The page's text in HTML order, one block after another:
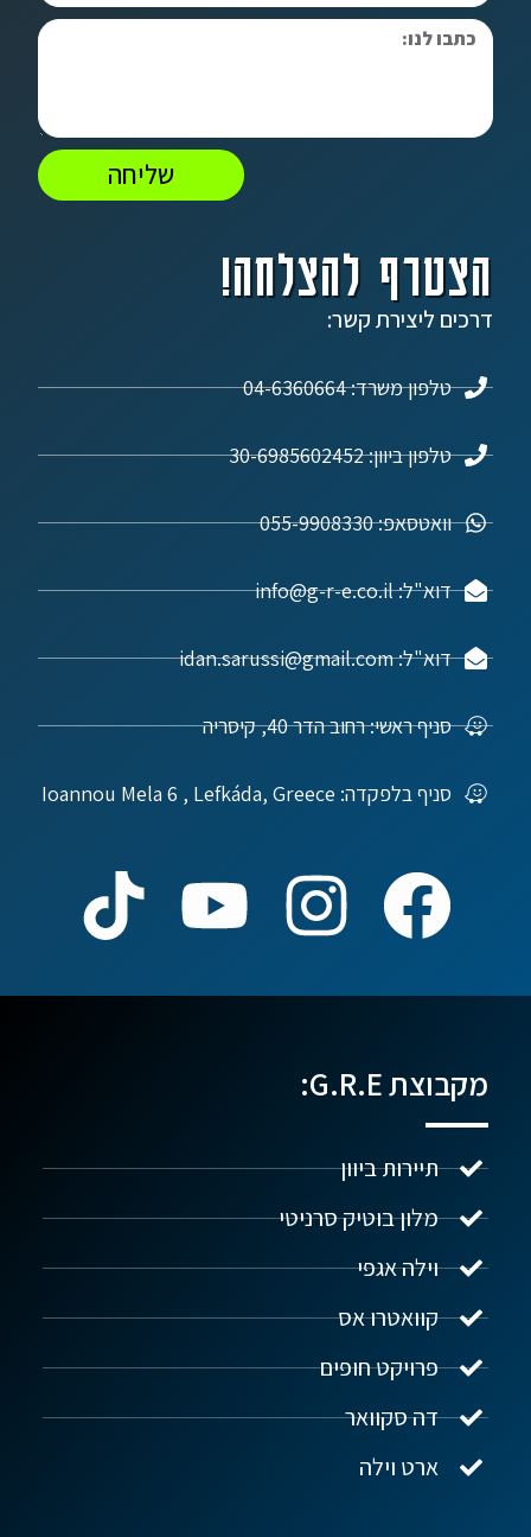
הצטרף להצלחה!
דרכים ליצירת קשר:
טלפון משרד: 04-6360664
טלפון ביוון: 30-6985602452
וואטסאפ: 055-9908330
דוא"ל: info@g-r-e.co.il
דוא"ל: idan.sarussi@gmail.com
סניף ראשי: רחוב הדר 40, קיסריה
סניף בלפקדה: Ioannou Mela 6 , Lefkáda, Greece
שליחה
מקבוצת G.R.E:
תיירות ביוון
מלון בוטיק סרניטי
וילה אגפי
קוואטרו אס
פרויקט חופים
דה סקוואר
ארט וילה
נדל"ן ביוון G.R.E
שלום! איך אפשר לעזור?